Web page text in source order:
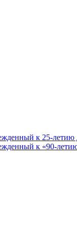
к 25-летию
к «90-